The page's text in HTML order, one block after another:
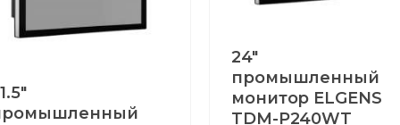
24"
промышленный
монитор ELGENS
TDM-P240WT